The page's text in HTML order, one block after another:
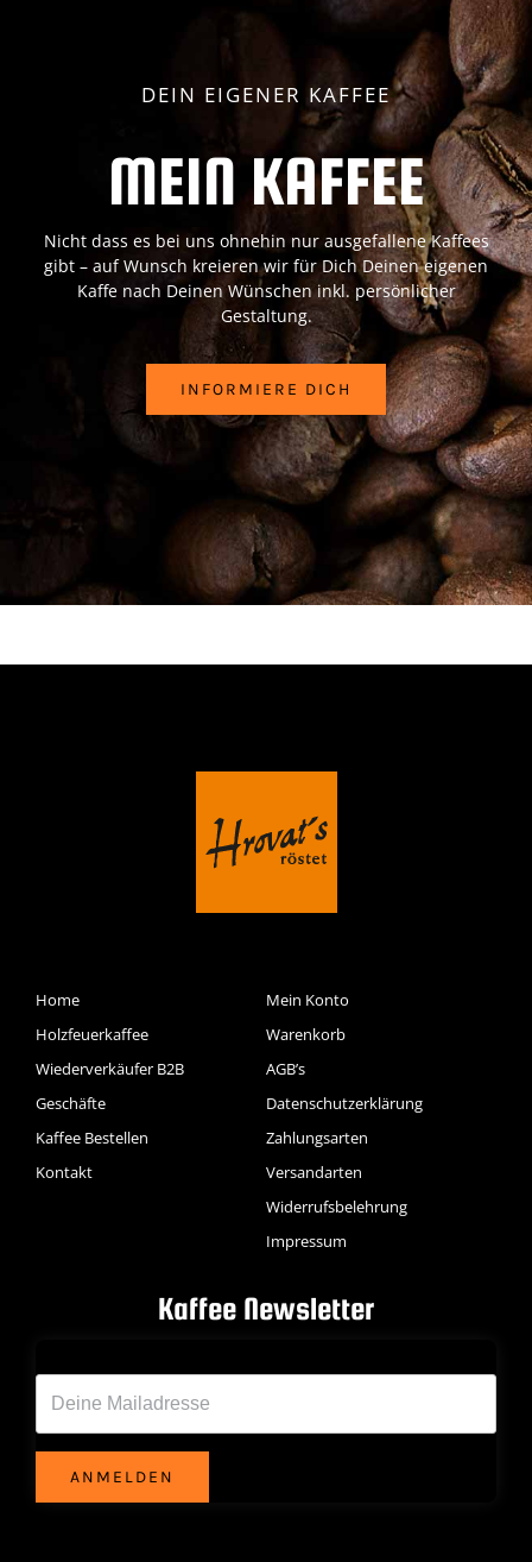
DEIN EIGENER KAFFEE
MEIN KAFFEE
Nicht dass es bei uns ohnehin nur ausgefallene Kaffees
gibt – auf Wunsch kreieren wir für Dich Deinen eigenen
Kaffe nach Deinen Wünschen inkl. persönlicher
Gestaltung.
INFORMIERE DICH
Home
Holzfeuerkaffee
Wiederverkäufer B2B
Geschäfte
Kaffee Bestellen
Kontakt
Mein Konto
Warenkorb
AGB’s
Datenschutzerklärung
Zahlungsarten
Versandarten
Widerrufsbelehrung
Impressum
Kaffee Newsletter
ANMELDEN